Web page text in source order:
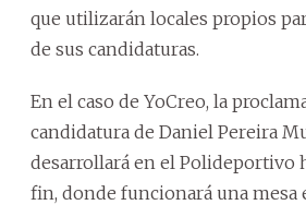
que utilizarán locales propios
de sus candidaturas.
En el caso de YoCreo, la
candidatura de Daniel Pereira
desarrollará en el Polideportivo
fin, donde funcionará una mesa